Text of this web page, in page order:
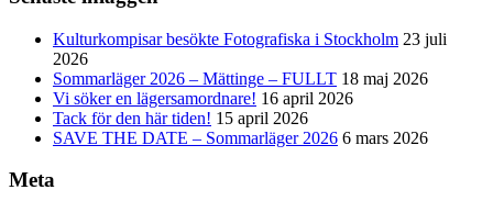
Kulturkompisar besökte Fotografiska i Stockholm 23 juli
2026
Sommarläger 2026 – Mättinge – FULLT 18 maj 2026
Vi söker en lägersamordnare! 16 april 2026
Tack för den här tiden! 15 april 2026
SAVE THE DATE – Sommarläger 2026 6 mars 2026
Meta